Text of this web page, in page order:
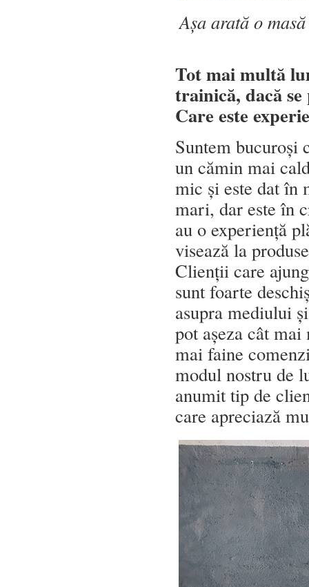
Așa arată o
Tot mai multă
trainică, dacă
Care este
Suntem bucuroși
un cămin mai
mic și este dat în
mari, dar este în
au o experiență
visează la
Clienții care
sunt foarte
asupra mediului
pot așeza cât
mai faine
modul nostru de
anumit tip de
care apreciază